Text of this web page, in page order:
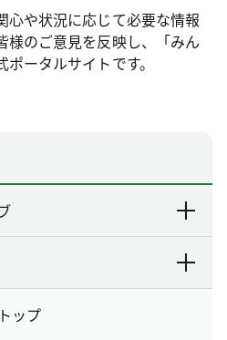
心や状況に応じて必要な情報
様のご意見を反映し、「みん
ータルサイトです。
ップ